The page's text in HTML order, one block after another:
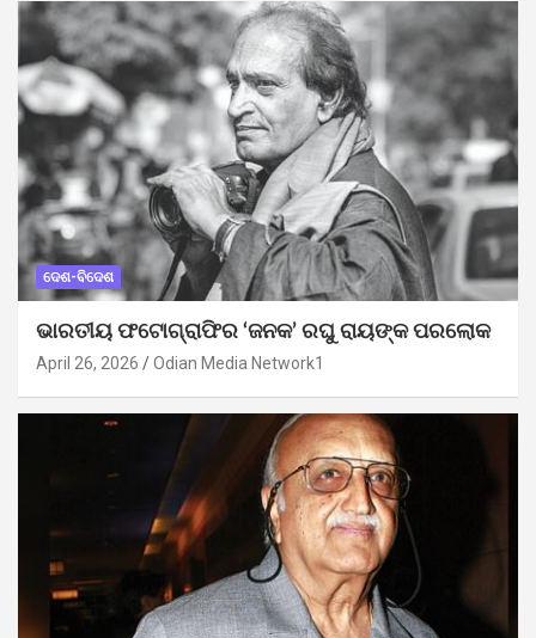
ଦେଶ-ବିଦେଶ
ଭାରତୀୟ ଫଟୋଗ୍ରାଫିର ‘ଜନକ’ ରଘୁ ରାୟଙ୍କ ପରଲୋକ
April 26, 2026 Odian Media Network1